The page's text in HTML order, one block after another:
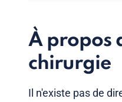
À propos
chirurgie
Il n'existe pas de